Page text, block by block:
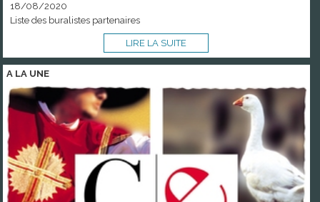
18/08/2020
Liste des buralistes partenaires
LIRE LA SUITE
A LA UNE